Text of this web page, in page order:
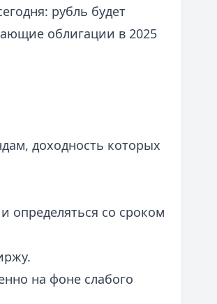
рубль будет
облигации в 2025
доходность которых
определяться со сроком
на фоне слабого